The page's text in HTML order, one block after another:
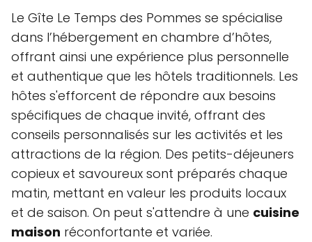
Le Gîte Le Temps des Pommes se spécialise
dans l’hébergement en chambre d’hôtes,
offrant ainsi une expérience plus personnelle
et authentique que les hôtels traditionnels. Les
hôtes s'efforcent de répondre aux besoins
spécifiques de chaque invité, offrant des
conseils personnalisés sur les activités et les
attractions de la région. Des petits-déjeuners
copieux et savoureux sont préparés chaque
matin, mettant en valeur les produits locaux
et de saison. On peut s'attendre à une cuisine
maison réconfortante et variée.